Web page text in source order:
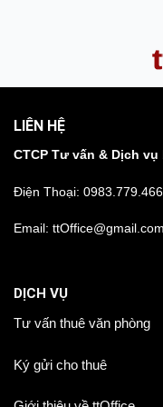
LIÊN HỆ
CTCP Tư vấn & Dịch
Điện Thoại: 0983.779.466
Email: ttOffice@gmail.com
DỊCH VỤ
Tư vấn thuê văn phòng
Ký gửi cho thuê